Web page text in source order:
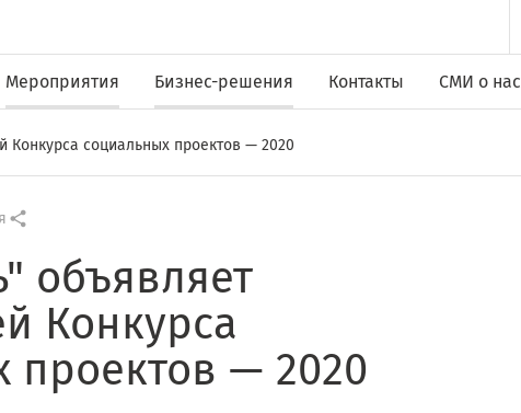
Мероприятия Бизнес-решения Контакты СМИ о нас
Конкурса социальных проектов — 2020
объявляет
Конкурса
проектов — 2020